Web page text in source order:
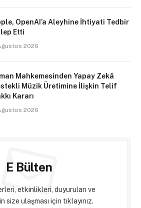
OpenAI’a Aleyhine İhtiyati Tedbir
Etti
2026
Mahkemesinden Yapay Zekâ
Müzik Üretimine İlişkin Telif
Kararı
2026
E Bülten
etkinlikleri, duyuruları ve
size ulaşması için tıklayınız.